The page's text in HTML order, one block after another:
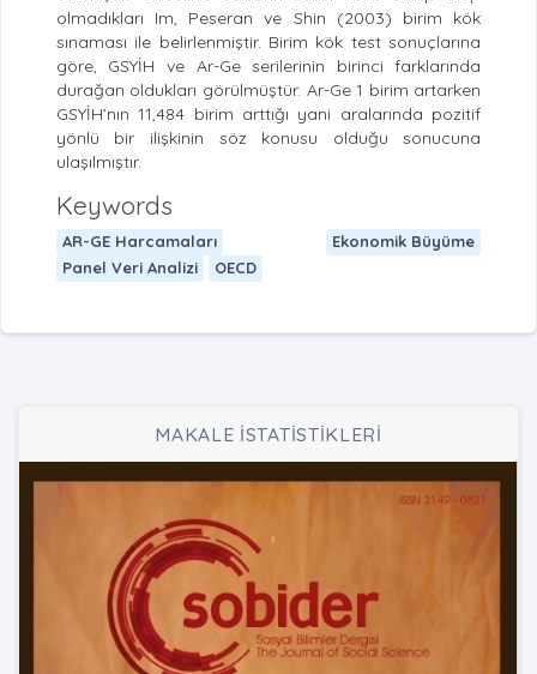
olmadıkları Im, Peseran ve Shin (2003) birim kök
sınaması ile belirlenmiştir. Birim kök test sonuçlarına
göre, GSYİH ve Ar-Ge serilerinin birinci farklarında
durağan oldukları görülmüştür. Ar-Ge 1 birim artarken
GSYİH’nın 11,484 birim arttığı yani aralarında pozitif
yönlü bir ilişkinin söz konusu olduğu sonucuna
ulaşılmıştır.
Keywords
AR-GE Harcamaları
Ekonomik Büyüme
Panel Veri Analizi
OECD
MAKALE İSTATİSTİKLERİ